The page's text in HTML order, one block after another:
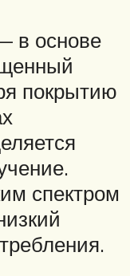
в основе
покрытию
спектром